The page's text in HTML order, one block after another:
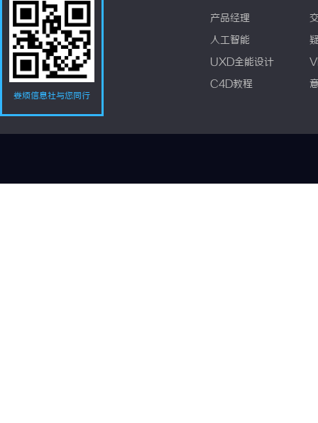
娄烦信息社与您同行
产品经理
人工智能
UXD全能设计
C4D教程